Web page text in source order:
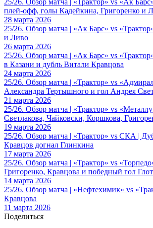
плей-офф, голы Кадейкина, Григоренко и
28 марта 2026
25/26. Обзор матча | «Ак Барс» vs
и Ливо
26 марта 2026
25/26. Обзор матча | «Ак Барс» vs
в Казани и дубль Витали Кравцова
24 марта 2026
25/26. Обзор матча | «Трактор» vs
Александра Тертышного и гол Андрея
21 марта 2026
25/26. Обзор матча | «Трактор» vs
Светлакова, Чайковски, Коршкова,
19 марта 2026
25/26. Обзор матча | «Трактор» vs СКА |
Кравцов догнал Глинкина
17 марта 2026
25/26. Обзор матча | «Трактор» vs
Григоренко, Кравцова и победный гол
14 марта 2026
25/26. Обзор матча | «Нефтехимик» vs
Кравцова
11 марта 2026
Поделиться